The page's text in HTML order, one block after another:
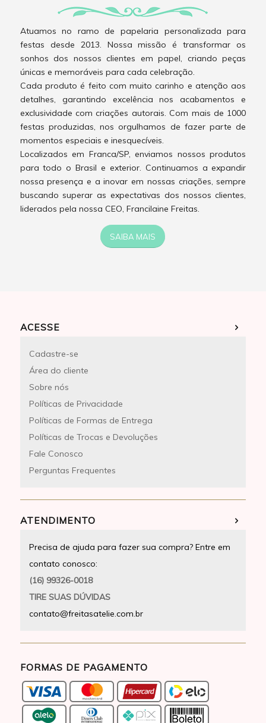
Atuamos no ramo de papelaria personalizada para
festas desde 2013. Nossa missão é transformar os
sonhos dos nossos clientes em papel, criando peças
únicas e memoráveis para cada celebração.
Cada produto é feito com muito carinho e atenção aos
detalhes, garantindo excelência nos acabamentos e
exclusividade com criações autorais. Com mais de 1000
festas produzidas, nos orgulhamos de fazer parte de
momentos especiais e inesquecíveis.
Localizados em Franca/SP, enviamos nossos produtos
para todo o Brasil e exterior. Continuamos a expandir
nossa presença e a inovar em nossas criações, sempre
buscando superar as expectativas dos nossos clientes,
liderados pela nossa CEO, Francilaine Freitas.
SAIBA MAIS
ACESSE
Cadastre-se
Área do cliente
Sobre nós
Políticas de Privacidade
Políticas de Formas de Entrega
Políticas de Trocas e Devoluções
Fale Conosco
Perguntas Frequentes
ATENDIMENTO
Precisa de ajuda para fazer sua compra? Entre em
contato conosco:
(16) 99326-0018
TIRE SUAS DÚVIDAS
contato@freitasatelie.com.br
FORMAS DE PAGAMENTO